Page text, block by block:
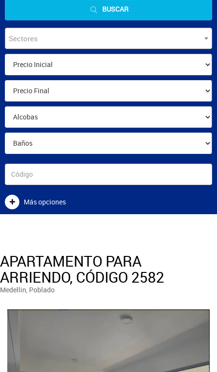
BUSCAR
Sectores
Más opciones
APARTAMENTO PARA
ARRIENDO, CÓDIGO 2582
Medellin, Poblado